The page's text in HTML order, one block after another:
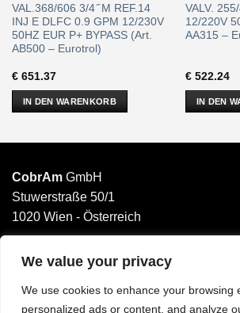
We value your privacy
We use cookies to enhance your browsing
personalized ads or content, and analyze
VAL.368/606 3/4 ̋ M REF.14
INJ E DLFC 0.9 GPM 12/230V
50HZ EUR P+ BYPASS (Art.
AB500 – Eurotrol)
€651.37
IN DEN WARENKORB
VALV.
12/220V
AA315 –
€522.24
IN DEN
CobrAm GmbH
Stuwerstraße 50/1
1020 Wien - Österreich
______________________
Email: office@cobram.gmbh
Impressum